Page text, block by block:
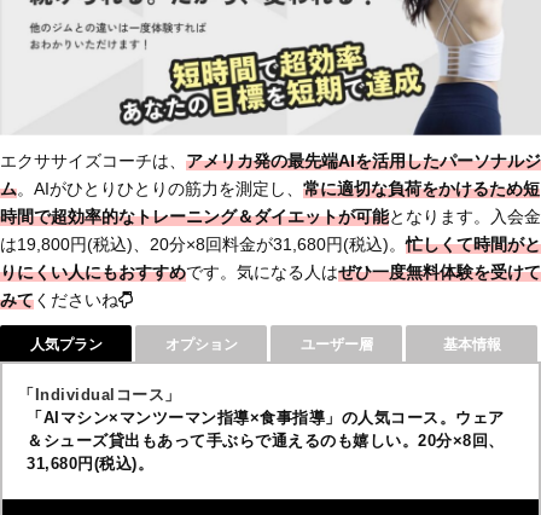
エクササイズコーチは、 アメリカ発の最先端AIを活用したパーソナルジ
ム。AIがひとりひとりの筋力を測定し、 常に適切な負荷をかけるため短
時間で超効率的なトレーニング＆ダイエットが可能となります。入会金
は19,800円(税込)、20分×8回料金が31,680円(税込)。忙しくて時間がと
りにくい人にもおすすめです。気になる人はぜひ一度無料体験を受けて
みてくださいね
人気プラン オプション ユーザー層 基本情報
「Individualコース」
「AIマシン×マンツーマン指導×食事指導」の人気コース。ウェア
＆シューズ貸出もあって手ぶらで通えるのも嬉しい。20分×8回、
31,680円(税込)。